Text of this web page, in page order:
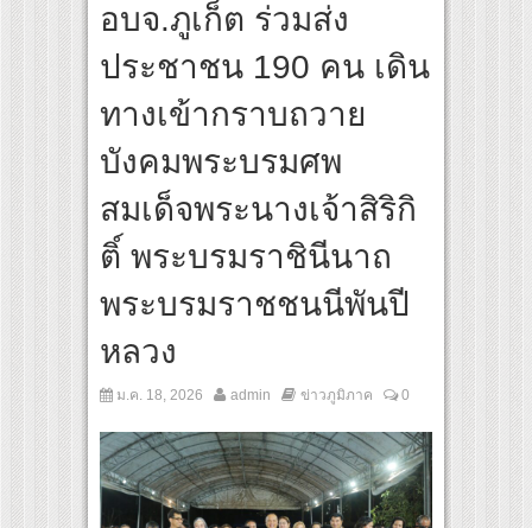
‘คุณยายวรนาฏ’ (INHERIT) เตรียมคายตะขาบหนังไทยในรอบปฐมทัศน์โลก ณ เทศ
สุดชีวิต โกนหัวรับบทแม่ชี นำทีมนักแสดงประชันความสยอง!
Her Rules ใต้เงาจันทรา” เปิดเคมี “อุ้ม–มีนา” ประกบคู่ครั้งสำคัญ ชวนแฟนปักหมุด
อบจ.ภูเก็ต ร่วมส่ง
ประชาชน 190 คน เดิน
ทางเข้ากราบถวาย
บังคมพระบรมศพ
สมเด็จพระนางเจ้าสิริกิ
ติ์ พระบรมราชินีนาถ
พระบรมราชชนนีพันปี
หลวง
ม.ค. 18, 2026 admin ข่าวภูมิภาค 0